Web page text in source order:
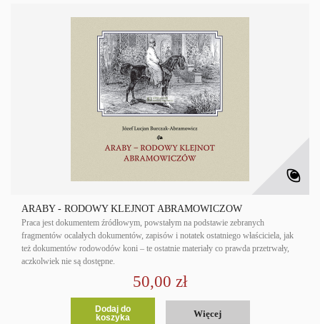
ARABY - RODOWY KLEJNOT ABRAMOWICZÓW
Praca jest dokumentem źródłowym, powstałym na podstawie zebranych
fragmentów ocalałych dokumentów, zapisów i notatek ostatniego właściciela, jak
też dokumentów rodowodów koni – te ostatnie materiały co prawda przetrwały,
aczkolwiek nie są dostępne.
50,00 zł
Dodaj do
koszyka
Więcej